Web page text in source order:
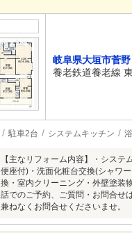
岐阜県大垣市菅野
養老鉄道養老線
駐車2台 システムキッチン
【主なリフォーム内容】・シス
便座付)・洗面化粧台交換(シャワ
換・室内クリーニング・外壁塗装
話でのご予約、ご質問・お問合せ
兼ねなくお問合せくださいませ。